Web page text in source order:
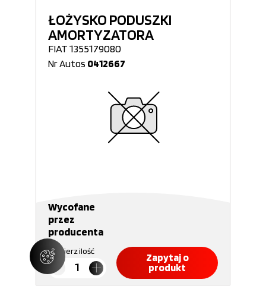
ŁOŻYSKO PODUSZKI
AMORTYZATORA
FIAT 1355179080
Nr Autos 0412667
Wycofane
przez
producenta
Wybierz ilość
Zapytaj o
produkt